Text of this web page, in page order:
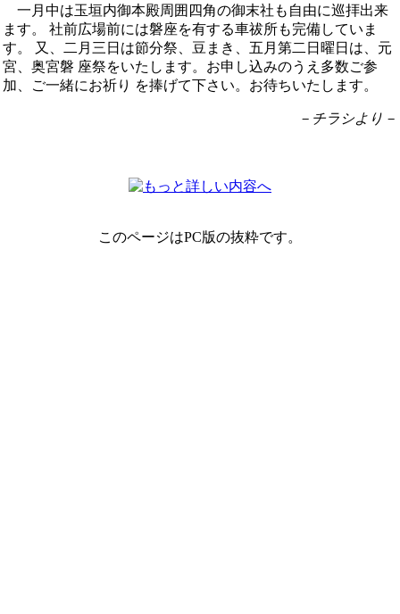
一月中は玉垣内御本殿周囲四角の御末社も自由に巡拝出来
ます。 社前広場前には磐座を有する車祓所も完備していま
す。 又、二月三日は節分祭、豆まき、五月第二日曜日は、元
宮、奥宮磐 座祭をいたします。お申し込みのうえ多数ご参
加、ご一緒にお祈り を捧げて下さい。お待ちいたします。
－チラシより－
このページはPC版の抜粋です。